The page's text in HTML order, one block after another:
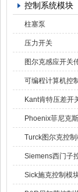
控制系统模块
柱塞泵
压力开关
图尔克感应开关
可编程计算机控
Kant肯特压差开
Phoenix菲尼克
Turck图尔克控
Siemens西门子
Sick施克控制模